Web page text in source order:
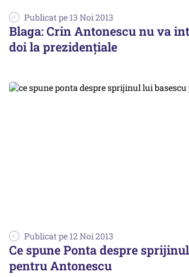
Publicat pe 13 Noi 2013
Blaga: Crin Antonescu nu va
doi la prezidențiale
Publicat pe 12 Noi 2013
Ce spune Ponta despre
pentru Antonescu